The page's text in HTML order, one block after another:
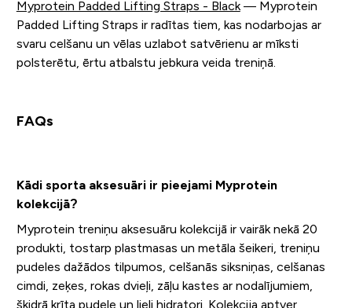
Myprotein Padded Lifting Straps - Black— Myprotein
Padded Lifting Straps ir radītas tiem, kas nodarbojas ar
svaru celšanu un vēlas uzlabot satvērienu ar mīksti
polsterētu, ērtu atbalstu jebkura veida treniņā.
FAQs
Kādi sporta aksesuāri ir pieejami Myprotein
kolekcijā?
Myprotein treniņu aksesuāru kolekcijā ir vairāk nekā 20
produkti, tostarp plastmasas un metāla šeikeri, treniņu
pudeles dažādos tilpumos, celšanās siksniņas, celšanas
cimdi, zeķes, rokas dvieļi, zāļu kastes ar nodalījumiem,
šķidrā krīta pudele un lieli hidratori. Kolekcija aptver